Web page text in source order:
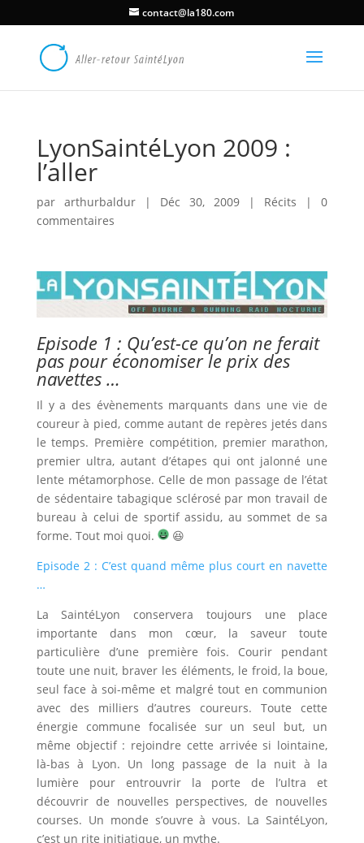
contact@la180.com
LyonSaintéLyon 2009 :
l’aller
par arthurbaldur| Déc 30, 2009 | Récits |0
commentaires
Episode 1 : Qu’est-ce qu’on ne ferait
pas pour économiser le prix des
navettes …
Il y a des évènements marquants dans une vie de
coureur à pied, comme autant de repères jetés dans
le temps. Première compétition, premier marathon,
premier ultra, autant d’étapes qui ont jalonné une
lente métamorphose. Celle de mon passage de l’état
de sédentaire tabagique sclérosé par mon travail de
bureau à celui de sportif assidu, au sommet de sa
forme. Tout moi quoi.
😆
Episode 2 : C’est quand même plus court en navette
…
La SaintéLyon conservera toujours une place
importante dans mon cœur, la saveur toute
particulière d’une première fois. Courir pendant
toute une nuit, braver les éléments, le froid, la boue,
seul face à soi-même et malgré tout en communion
avec des milliers d’autres coureurs. Toute cette
énergie commune focalisée sur un seul but, un
même objectif : rejoindre cette arrivée si lointaine,
là-bas à Lyon. Un long passage de la nuit à la
lumière pour entrouvrir la porte de l’ultra et
découvrir de nouvelles perspectives, de nouvelles
courses. Un monde s’ouvre à vous. La SaintéLyon,
c’est un rite initiatique, un mythe.